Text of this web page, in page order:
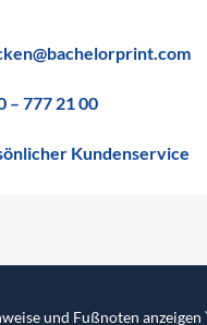
– 777 21 00
Kundenservice
und Fußnoten anzeigen